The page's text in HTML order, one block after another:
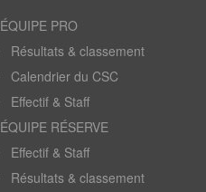
ÉQUIPE PRO
Résultats & classement
Calendrier du CSC
Effectif & Staff
ÉQUIPE RÉSERVE
Effectif & Staff
Résultats & classement